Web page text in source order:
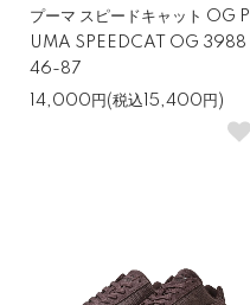
プーマ スピードキャット OG P
UMA SPEEDCAT OG 3988
46-87
14,000円(税込15,400円)